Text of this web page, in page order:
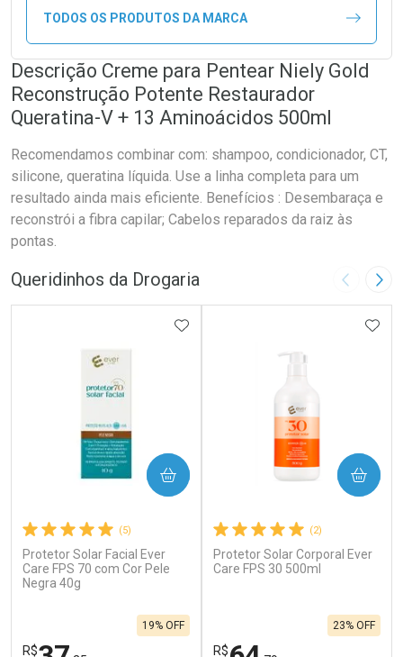
TODOS OS PRODUTOS DA MARCA
Descrição Creme para Pentear Niely Gold
Reconstrução Potente Restaurador
Queratina-V + 13 Aminoácidos 500ml
Recomendamos combinar com: shampoo, condicionador, CT,
silicone, queratina líquida. Use a linha completa para um
resultado ainda mais eficiente. Benefícios : Desembaraça e
reconstrói a fibra capilar; Cabelos reparados da raiz às
pontas.
Queridinhos da Drogaria Imagem
(5)
Protetor Solar Facial Ever
Care FPS 70 com Cor Pele
Negra 40g
R$
19% OFF
ADICIONAR AOS FAVORITOS
COMPRAR
(2)
Protetor Solar Corporal Ever
Care FPS 30 500ml
R$
23% OFF
COMPRAR